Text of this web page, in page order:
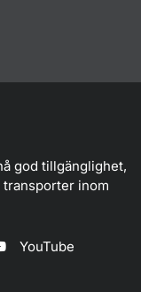
god tillgänglighet,
transporter inom
YouTube